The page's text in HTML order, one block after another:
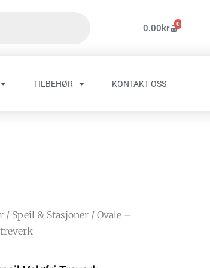
0.00kr 0
Handlekurv
TILBEHØR KONTAKT OSS
/ Speil & Stasjoner / Ovale –